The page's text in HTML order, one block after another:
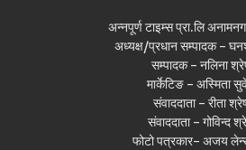
अन्नपूर्ण टाइम्स प्रा.लि
अध्यक्ष/प्रधान सम्पादक -
सम्पादक - नलिना
मार्केटिङ - अस्मिता
संवाददाता - रीता
संवाददाता - गोविन्द
फोटो पत्रकार- अजय